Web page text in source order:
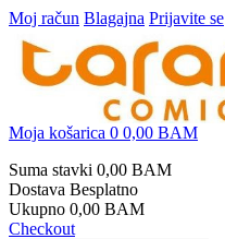
Moj račun Blagajna Prijavite se
Moja košarica 0 0,00 BAM
Suma stavki 0,00 BAM
Dostava Besplatno
Ukupno 0,00 BAM
Checkout